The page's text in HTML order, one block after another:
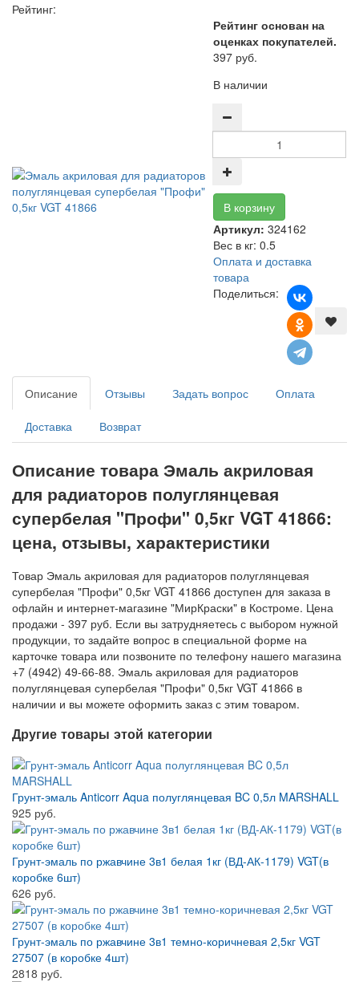
Рейтинг:
Рейтинг основан на
оценках покупателей.
397 руб.
В наличии
Артикул: 324162
Вес в кг: 0.5
Оплата и доставка
товара
Поделиться:
Описание Отзывы Задать вопрос Оплата
Доставка Возврат
Описание товара Эмаль акриловая
для радиаторов полуглянцевая
супербелая "Профи" 0,5кг VGT 41866:
цена, отзывы, характеристики
Товар Эмаль акриловая для радиаторов полуглянцевая
супербелая "Профи" 0,5кг VGT 41866 доступен для заказа в
офлайн и интернет-магазине "МирКраски" в Костроме. Цена
продажи - 397 руб. Если вы затрудняетесь с выбором нужной
продукции, то задайте вопрос в специальной форме на
карточке товара или позвоните по телефону нашего магазина
+7 (4942) 49-66-88. Эмаль акриловая для радиаторов
полуглянцевая супербелая "Профи" 0,5кг VGT 41866 в
наличии и вы можете оформить заказ с этим товаром.
Другие товары этой категории
Грунт-эмаль Anticorr Aqua полуглянцевая BC 0,5л MARSHALL
925 руб.
Грунт-эмаль по ржавчине 3в1 белая 1кг (ВД-АК-1179) VGT(в
коробке 6шт)
626 руб.
Грунт-эмаль по ржавчине 3в1 темно-коричневая 2,5кг VGT
27507 (в коробке 4шт)
2818 руб.